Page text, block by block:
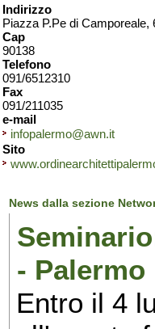
Indirizzo
Piazza P.Pe di Camporeale,
Cap
90138
Telefono
091/6512310
Fax
091/211035
e-mail
infopalermo@awn.it
Sito
News dalla sezione
- Palermo
Entro il 4